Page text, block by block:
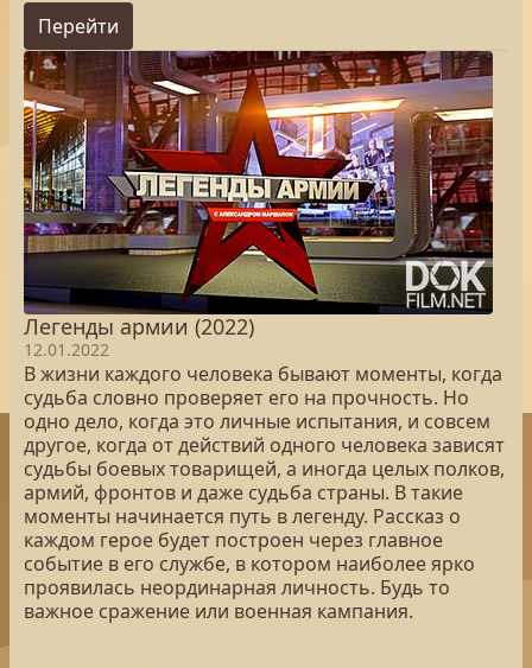
Перейти
Легенды армии (2022)
12.01.2022
В жизни каждого человека бывают моменты, когда
судьба словно проверяет его на прочность. Но
одно дело, когда это личные испытания, и совсем
другое, когда от действий одного человека зависят
судьбы боевых товарищей, а иногда целых полков,
армий, фронтов и даже судьба страны. В такие
моменты начинается путь в легенду. Рассказ о
каждом герое будет построен через главное
событие в его службе, в котором наиболее ярко
проявилась неординарная личность. Будь то
важное сражение или военная кампания.